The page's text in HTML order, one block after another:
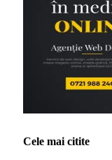
Cele mai citite